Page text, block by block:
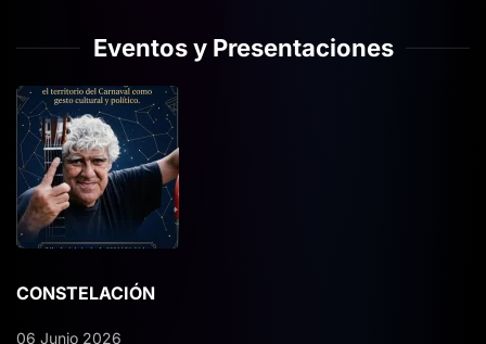
Eventos y Presentaciones
CONSTELACIÓN
06 Junio 2026